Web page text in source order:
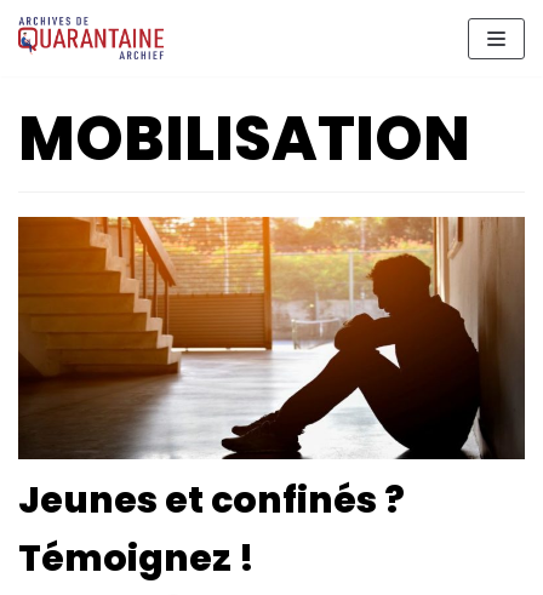
Meteen
naar
inhoud
MOBILISATION
Jeunes et confinés ?
Témoignez !